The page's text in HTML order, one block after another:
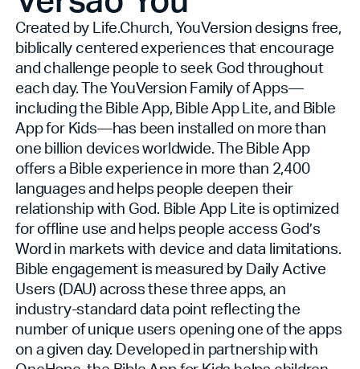
Created by Life.Church, YouVersion designs free,
biblically centered experiences that encourage
and challenge people to seek God throughout
each day. The YouVersion Family of Apps—
including the Bible App, Bible App Lite, and Bible
App for Kids—has been installed on more than
one billion devices worldwide. The Bible App
offers a Bible experience in more than 2,400
languages and helps people deepen their
relationship with God. Bible App Lite is optimized
for offline use and helps people access God’s
Word in markets with device and data limitations.
Bible engagement is measured by Daily Active
Users (DAU) across these three apps, an
industry-standard data point reflecting the
number of unique users opening one of the apps
on a given day. Developed in partnership with